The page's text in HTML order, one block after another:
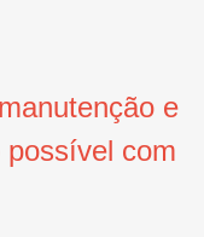
e
com